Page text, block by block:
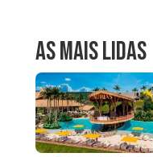
AS MAIS LIDAS